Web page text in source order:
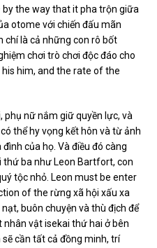
the way that it pha trộn giữa
otome với chiến đấu mãn
chí là cả những con rô bốt
chơi trò chơi độc đáo cho
him, and the rate of the
nữ nắm giữ quyền lực, và
thể hy vọng kết hôn và từ ảnh
của họ. Và điều đó càng
thứ ba như Leon Bartfort, con
tộc nhỏ. Leon must be enter
of the rừng xã hội xấu xa
buôn chuyện và thù địch để
vật isekai thứ hai ở bên
cần tất cả đồng minh, trí